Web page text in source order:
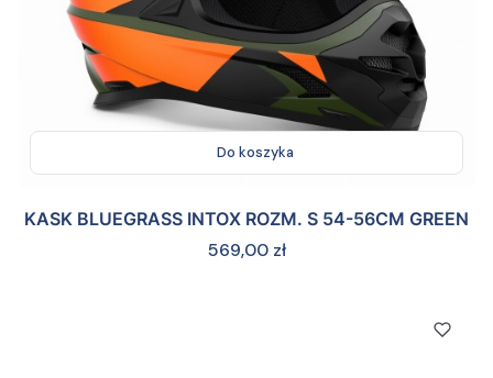
Do koszyka
KASK BLUEGRASS INTOX ROZM. S 54-56CM GREEN
Cena
569,00 zł